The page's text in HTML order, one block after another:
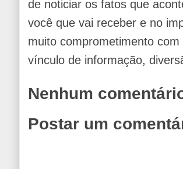
de noticiar os fatos que
você que vai receber e no
muito comprometimento
vínculo de informação,
Nenhum
Postar um